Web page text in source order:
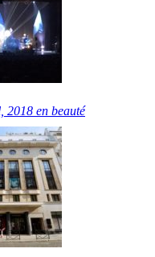
2018 en beauté